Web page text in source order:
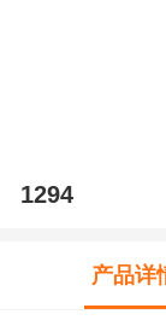
1294
产品详